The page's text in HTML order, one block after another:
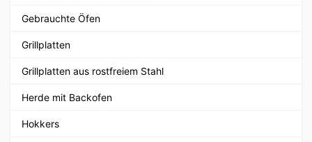
Gebrauchte Öfen
Grillplatten
Grillplatten aus rostfreiem Stahl
Herde mit Backofen
Hokkers